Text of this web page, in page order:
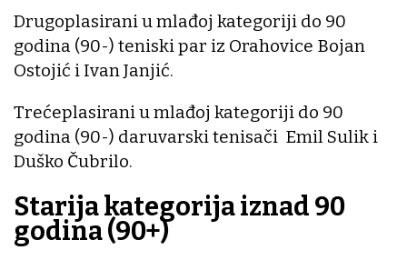
Drugoplasirani u mlađoj kategoriji do 90
godina (90-) teniski par iz Orahovice Bojan
Ostojić i Ivan Janjić.
Trećeplasirani u mlađoj kategoriji do 90
godina (90-) daruvarski tenisači Emil Sulik i
Duško Čubrilo.
Starija kategorija iznad 90
godina (90+)